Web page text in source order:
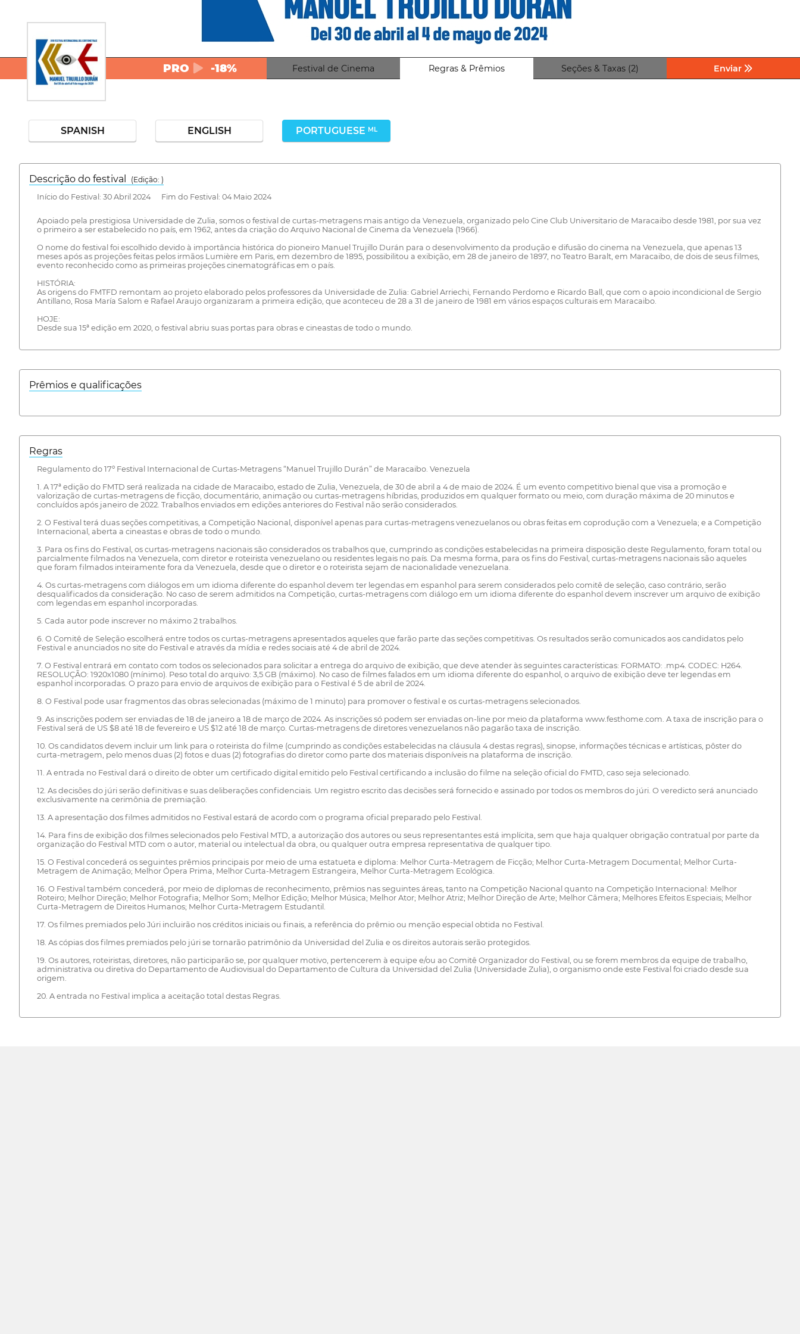
PRO -18% Festival de Cinema Regras & Prêmios Seções & Taxas (2) Enviar
SPANISH ENGLISH PORTUGUESE ML
Descrição do festival
(Edição: )
Início do Festival: 30 Abril 2024 Fim do Festival: 04 Maio 2024
Apoiado pela prestigiosa Universidade de Zulia, somos o festival de curtas-metragens mais antigo da Venezuela, organizado pelo Cine Club Universitario de Maracaibo desde 1981, por sua vez
o primeiro a ser estabelecido no país, em 1962, antes da criação do Arquivo Nacional de Cinema da Venezuela (1966).
O nome do festival foi escolhido devido à importância histórica do pioneiro Manuel Trujillo Durán para o desenvolvimento da produção e difusão do cinema na Venezuela, que apenas 13
meses após as projeções feitas pelos irmãos Lumière em Paris, em dezembro de 1895, possibilitou a exibição, em 28 de janeiro de 1897, no Teatro Baralt, em Maracaibo, de dois de seus filmes,
evento reconhecido como as primeiras projeções cinematográficas em o país.
HISTÓRIA:
As origens do FMTFD remontam ao projeto elaborado pelos professores da Universidade de Zulia: Gabriel Arriechi, Fernando Perdomo e Ricardo Ball, que com o apoio incondicional de Sergio
Antillano, Rosa María Salom e Rafael Araujo organizaram a primeira edição, que aconteceu de 28 a 31 de janeiro de 1981 em vários espaços culturais em Maracaibo.
HOJE:
Desde sua 15ª edição em 2020, o festival abriu suas portas para obras e cineastas de todo o mundo.
Prêmios e qualificações
Regras
Regulamento do 17º Festival Internacional de Curtas-Metragens “Manuel Trujillo Durán” de Maracaibo. Venezuela
1. A 17ª edição do FMTD será realizada na cidade de Maracaibo, estado de Zulia, Venezuela, de 30 de abril a 4 de maio de 2024. É um evento competitivo bienal que visa a promoção e
valorização de curtas-metragens de ficção, documentário, animação ou curtas-metragens híbridas, produzidos em qualquer formato ou meio, com duração máxima de 20 minutos e
concluídos após janeiro de 2022. Trabalhos enviados em edições anteriores do Festival não serão considerados.
2. O Festival terá duas seções competitivas, a Competição Nacional, disponível apenas para curtas-metragens venezuelanos ou obras feitas em coprodução com a Venezuela; e a Competição
Internacional, aberta a cineastas e obras de todo o mundo.
3. Para os fins do Festival, os curtas-metragens nacionais são considerados os trabalhos que, cumprindo as condições estabelecidas na primeira disposição deste Regulamento, foram total ou
parcialmente filmados na Venezuela, com diretor e roteirista venezuelano ou residentes legais no país. Da mesma forma, para os fins do Festival, curtas-metragens nacionais são aqueles
que foram filmados inteiramente fora da Venezuela, desde que o diretor e o roteirista sejam de nacionalidade venezuelana.
4. Os curtas-metragens com diálogos em um idioma diferente do espanhol devem ter legendas em espanhol para serem considerados pelo comitê de seleção, caso contrário, serão
desqualificados da consideração. No caso de serem admitidos na Competição, curtas-metragens com diálogo em um idioma diferente do espanhol devem inscrever um arquivo de exibição
com legendas em espanhol incorporadas.
5. Cada autor pode inscrever no máximo 2 trabalhos.
6. O Comitê de Seleção escolherá entre todos os curtas-metragens apresentados aqueles que farão parte das seções competitivas. Os resultados serão comunicados aos candidatos pelo
Festival e anunciados no site do Festival e através da mídia e redes sociais até 4 de abril de 2024.
7. O Festival entrará em contato com todos os selecionados para solicitar a entrega do arquivo de exibição, que deve atender às seguintes características: FORMATO: .mp4. CODEC: H264.
RESOLUÇÃO: 1920x1080 (mínimo). Peso total do arquivo: 3,5 GB (máximo). No caso de filmes falados em um idioma diferente do espanhol, o arquivo de exibição deve ter legendas em
espanhol incorporadas. O prazo para envio de arquivos de exibição para o Festival é 5 de abril de 2024.
8. O Festival pode usar fragmentos das obras selecionadas (máximo de 1 minuto) para promover o festival e os curtas-metragens selecionados.
9. As inscrições podem ser enviadas de 18 de janeiro a 18 de março de 2024. As inscrições só podem ser enviadas on-line por meio da plataforma www.festhome.com. A taxa de inscrição para o
Festival será de US $8 até 18 de fevereiro e US $12 até 18 de março. Curtas-metragens de diretores venezuelanos não pagarão taxa de inscrição.
10. Os candidatos devem incluir um link para o roteirista do filme (cumprindo as condições estabelecidas na cláusula 4 destas regras), sinopse, informações técnicas e artísticas, pôster do
curta-metragem, pelo menos duas (2) fotos e duas (2) fotografias do diretor como parte dos materiais disponíveis na plataforma de inscrição.
11. A entrada no Festival dará o direito de obter um certificado digital emitido pelo Festival certificando a inclusão do filme na seleção oficial do FMTD, caso seja selecionado.
12. As decisões do júri serão definitivas e suas deliberações confidenciais. Um registro escrito das decisões será fornecido e assinado por todos os membros do júri. O veredicto será anunciado
exclusivamente na cerimônia de premiação.
13. A apresentação dos filmes admitidos no Festival estará de acordo com o programa oficial preparado pelo Festival.
14. Para fins de exibição dos filmes selecionados pelo Festival MTD, a autorização dos autores ou seus representantes está implícita, sem que haja qualquer obrigação contratual por parte da
organização do Festival MTD com o autor, material ou intelectual da obra, ou qualquer outra empresa representativa de qualquer tipo.
15. O Festival concederá os seguintes prêmios principais por meio de uma estatueta e diploma: Melhor Curta-Metragem de Ficção; Melhor Curta-Metragem Documental; Melhor Curta-
Metragem de Animação; Melhor Ópera Prima, Melhor Curta-Metragem Estrangeira, Melhor Curta-Metragem Ecológica.
16. O Festival também concederá, por meio de diplomas de reconhecimento, prêmios nas seguintes áreas, tanto na Competição Nacional quanto na Competição Internacional: Melhor
Roteiro; Melhor Direção; Melhor Fotografia; Melhor Som; Melhor Edição; Melhor Música; Melhor Ator; Melhor Atriz; Melhor Direção de Arte; Melhor Câmera; Melhores Efeitos Especiais; Melhor
Curta-Metragem de Direitos Humanos; Melhor Curta-Metragem Estudantil.
17. Os filmes premiados pelo Júri incluirão nos créditos iniciais ou finais, a referência do prêmio ou menção especial obtida no Festival.
18. As cópias dos filmes premiados pelo júri se tornarão patrimônio da Universidad del Zulia e os direitos autorais serão protegidos.
19. Os autores, roteiristas, diretores, não participarão se, por qualquer motivo, pertencerem à equipe e/ou ao Comitê Organizador do Festival, ou se forem membros da equipe de trabalho,
administrativa ou diretiva do Departamento de Audiovisual do Departamento de Cultura da Universidad del Zulia (Universidade Zulia), o organismo onde este Festival foi criado desde sua
origem.
20. A entrada no Festival implica a aceitação total destas Regras.